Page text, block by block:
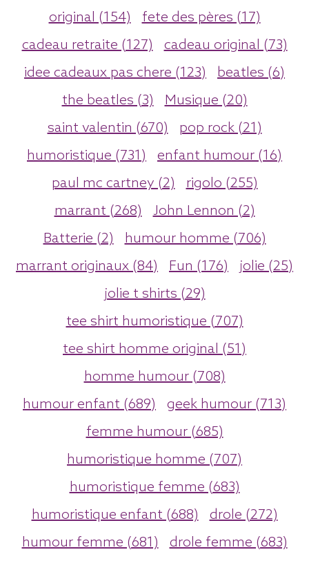
original (154)
fete des pères (17)
cadeau retraite (127)
cadeau original (73)
idee cadeaux pas chere (123)
beatles (6)
the beatles (3)
Musique (20)
saint valentin (670)
pop rock (21)
humoristique (731)
enfant humour (16)
paul mc cartney (2)
rigolo (255)
marrant (268)
John Lennon (2)
Batterie (2)
humour homme (706)
marrant originaux (84)
Fun (176)
jolie (25)
jolie t shirts (29)
tee shirt humoristique (707)
tee shirt homme original (51)
homme humour (708)
humour enfant (689)
geek humour (713)
femme humour (685)
humoristique homme (707)
humoristique femme (683)
humoristique enfant (688)
drole (272)
humour femme (681)
drole femme (683)